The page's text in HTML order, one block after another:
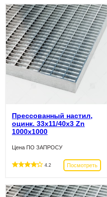
Прессованный настил,
оцинк. 33х11/40х3 Zn
1000х1000
Цена ПО ЗАПРОСУ
4.2 Посмотреть